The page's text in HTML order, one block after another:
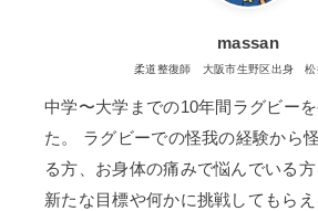
massan
柔道整復師 大阪市生野区出身
中学〜大学までの10年間ラグビー
た。 ラグビーでの怪我の経験から
る方、お身体の痛みで悩んでいる方
新たな目標や何かに挑戦してもら